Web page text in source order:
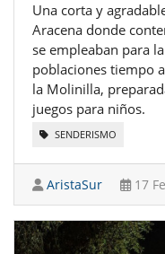
Una corta y
Aracena donde
se empleaban para
poblaciones tiempo
la Molinilla,
juegos para niños.
SENDERISMO
AristaSur 17